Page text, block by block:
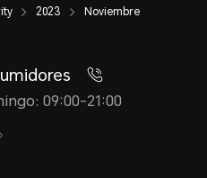
2023 Noviembre
09:00-21:00